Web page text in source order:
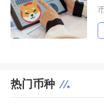
热门币种